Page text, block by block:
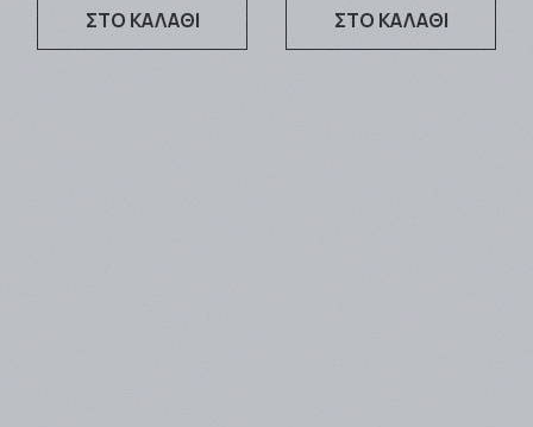
ΣΤΟ ΚΑΛΑΘΙ ΣΤΟ ΚΑΛΑΘΙ